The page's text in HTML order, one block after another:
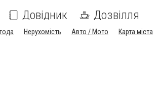
Довідник Дозвілля
Нерухомість Авто / Мото Карта міста